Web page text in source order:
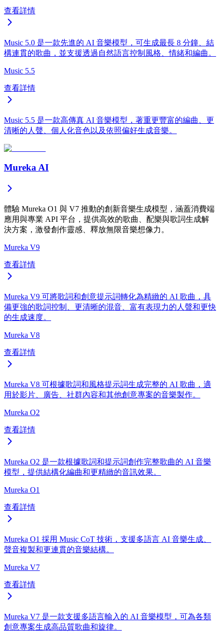
查看詳情
Music 5.0 是一款先進的 AI 音樂模型，可生成最長 8 分鐘、結
構連貫的歌曲，並支援透過自然語言控制風格、情緒和編曲。
Music 5.5
查看詳情
Music 5.5 是一款高傳真 AI 音樂模型，著重更豐富的編曲、更
清晰的人聲、個人化音色以及依照偏好生成音樂。
Mureka AI
體驗 Mureka O1 與 V7 推動的創新音樂生成模型，涵蓋消費端
應用與專業 API 平台，提供高效的歌曲、配樂與歌詞生成解
決方案，激發創作靈感、釋放無限音樂想像力。
Mureka V9
查看詳情
Mureka V9 可將歌詞和創意提示詞轉化為精緻的 AI 歌曲，具
備更強的歌詞控制、更清晰的混音、富有表現力的人聲和更快
的生成速度。
Mureka V8
查看詳情
Mureka V8 可根據歌詞和風格提示詞生成完整的 AI 歌曲，適
用於影片、廣告、社群內容和其他創意專案的音樂製作。
Mureka O2
查看詳情
Mureka O2 是一款根據歌詞和提示詞創作完整歌曲的 AI 音樂
模型，提供結構化編曲和更精緻的音訊效果。
Mureka O1
查看詳情
Mureka O1 採用 Music CoT 技術，支援多語言 AI 音樂生成、
聲音複製和更連貫的音樂結構。
Mureka V7
查看詳情
Mureka V7 是一款支援多語言輸入的 AI 音樂模型，可為各類
創意專案生成高品質歌曲和旋律。